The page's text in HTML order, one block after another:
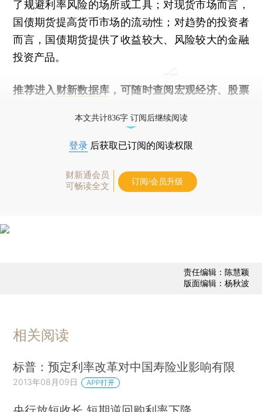
了规避利率风险的场所或工具；对现货市场而言，
国债期货提高货币市场的流动性；对趋势的投资者
而言，国债期货提供了收益较大、风险较大的金融
投资产品。
推荐进入 财新数据库 ，可随时查阅宏观经济、股票
本文共计836字 订阅后继续阅读
登录 后获取已订阅的阅读权限
财新通会员
可畅读全文
订阅/会员升级
责任编辑：陈慧颖
版面编辑：杨秋波
相关阅读
标普：预定利率改革对中国寿险业影响有限
2013年08月09日 APP打开